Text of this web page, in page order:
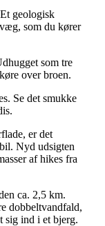
geologisk
som du kører
som tre
over broen.
Se det smukke
er det
Nyd udsigten
af hikes fra
ca. 2,5 km.
dobbeltvandfald,
sig ind i et bjerg.